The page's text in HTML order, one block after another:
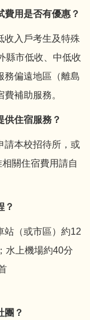
費用是否有優惠？
收入戶考生及特殊
縣市低收、中低收
務偏遠地區（離島
補助服務。
供住宿服務？
請本校招待所，或
相關住宿費用請自
？
站（或市區）約12
水上機場約40分
團？